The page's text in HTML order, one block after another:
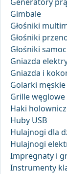
Gimbale
Głośniki
Głośniki
Głośniki
Gniazda
Gniazda i
Golarki męskie
Grille węglowe
Haki
Huby USB
Hulajnogi dla
Hulajnogi
Impregnaty i
Instrumenty